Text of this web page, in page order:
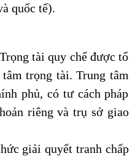
quốc tế).
tài quy chế được tổ
trọng tài. Trung tâm
phủ, có tư cách pháp
riêng và trụ sở giao
giải quyết tranh chấp